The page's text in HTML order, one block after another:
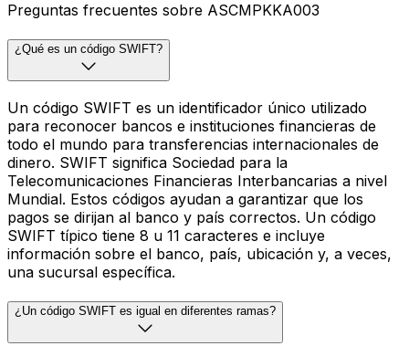
Preguntas frecuentes sobre ASCMPKKA003
¿Qué es un código SWIFT?
Un código SWIFT es un identificador único utilizado
para reconocer bancos e instituciones financieras de
todo el mundo para transferencias internacionales de
dinero. SWIFT significa Sociedad para la
Telecomunicaciones Financieras Interbancarias a nivel
Mundial. Estos códigos ayudan a garantizar que los
pagos se dirijan al banco y país correctos. Un código
SWIFT típico tiene 8 u 11 caracteres e incluye
información sobre el banco, país, ubicación y, a veces,
una sucursal específica.
¿Un código SWIFT es igual en diferentes ramas?